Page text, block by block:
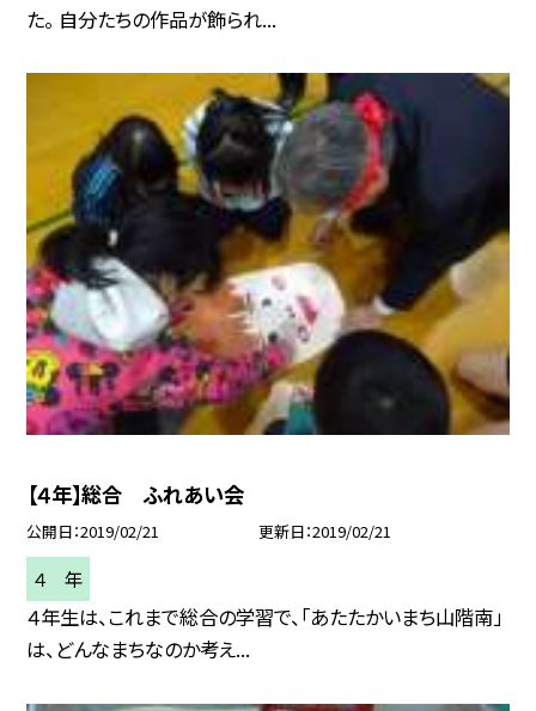
た。 自分たちの作品が飾られ...
【４年】総合 ふれあい会
公開日 2019/02/21 更新日 2019/02/21
４ 年
４年生は、これまで総合の学習で、「あたたかいまち山階南」
は、どんなまちなのか考え...